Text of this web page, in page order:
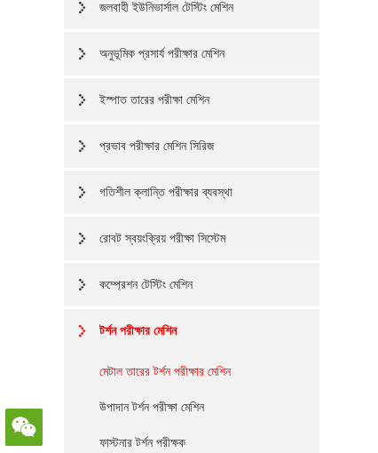
জলবাহী ইউনিভার্সাল টেস্টিং মেশিন
অনুভূমিক প্রসার্য পরীক্ষার মেশিন
ইস্পাত তারের পরীক্ষা মেশিন
প্রভাব পরীক্ষার মেশিন সিরিজ
গতিশীল ক্লান্তি পরীক্ষার ব্যবস্থা
রোবট স্বয়ংক্রিয় পরীক্ষা সিস্টেম
কম্প্রেশন টেস্টিং মেশিন
টর্শন পরীক্ষার মেশিন
মেটাল তারের টর্শন পরীক্ষার মেশিন
উপাদান টর্শন পরীক্ষা মেশিন
ফাস্টনার টর্শন পরীক্ষক